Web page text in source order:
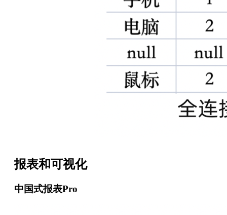
报表和可视化
中国式报表Pro